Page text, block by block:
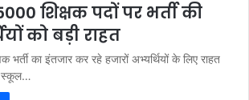
शिक्षक पदों पर भर्ती की
को बड़ी राहत
भर्ती का इंतजार कर रहे हजारों अभ्यर्थियों के लिए राहत
स्कूल…